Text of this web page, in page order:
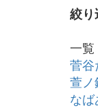
絞
一覧
菅谷
萱ノ
なば